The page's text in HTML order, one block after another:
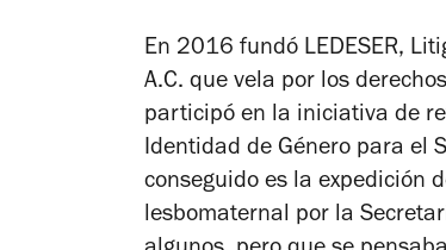
En 2016 fundó LEDESER,
A.C. que vela por los
participó en la iniciativa de
Identidad de Género para el
conseguido es la expedición
lesbomaternal por la